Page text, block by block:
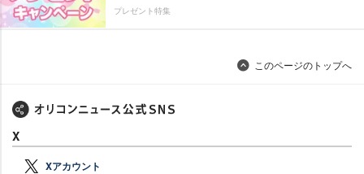
プレゼント特集
このページのトップへ
X
Xアカウント